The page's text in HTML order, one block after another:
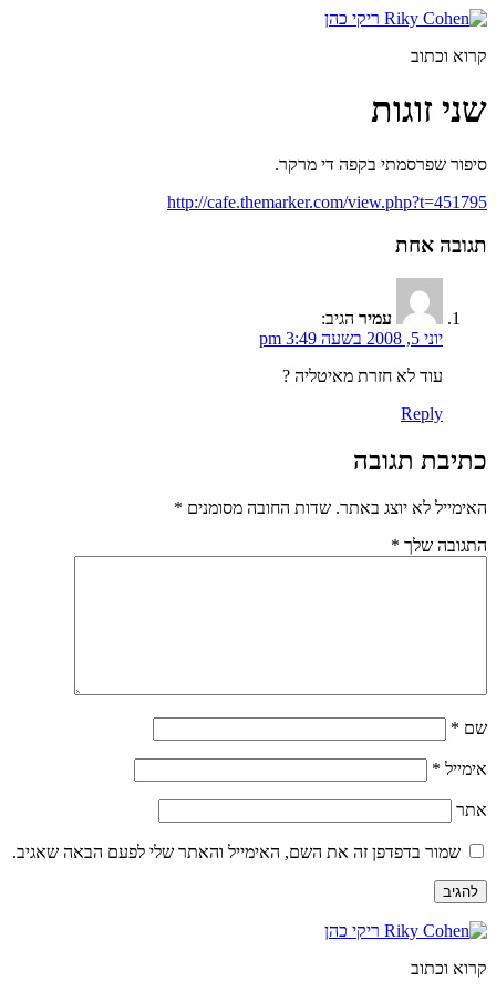
דלג
קרוא וכתוב
שני זוגות
סיפור שפרסמתי בקפה די מרקר.
http://cafe.themarker.com/view.php?t=451795
תגובה אחת
עמיר הגיב:
יוני 5, 2008 בשעה 3:49 pm
עוד לא חזרת מאיטליה ?
Reply
כתיבת תגובה
האימייל לא יוצג באתר. שדות החובה מסומנים *
התגובה שלך *
שם *
אימייל *
אתר
שמור בדפדפן זה את השם, האימייל והאתר שלי לפעם הבאה שאגיב.
קרוא וכתוב